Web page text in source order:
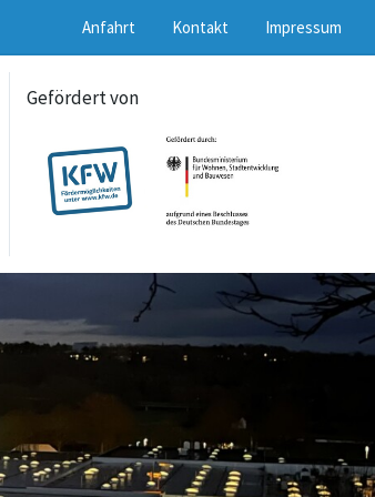
Anfahrt Kontakt Impressum
Gefördert von